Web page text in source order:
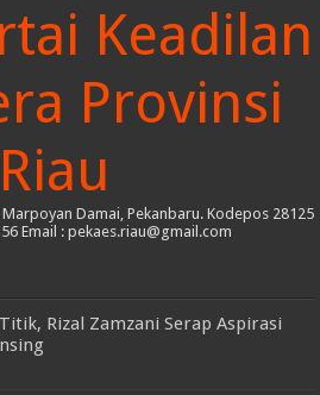
Keadilan
Provinsi
Riau
Marpoyan Damai, Pekanbaru. Kodepos 28125
Email : pekaes.riau@gmail.com
Rizal Zamzani Serap Aspirasi